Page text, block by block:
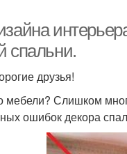
спальни.
друзья!
Слишком
ошибок декора